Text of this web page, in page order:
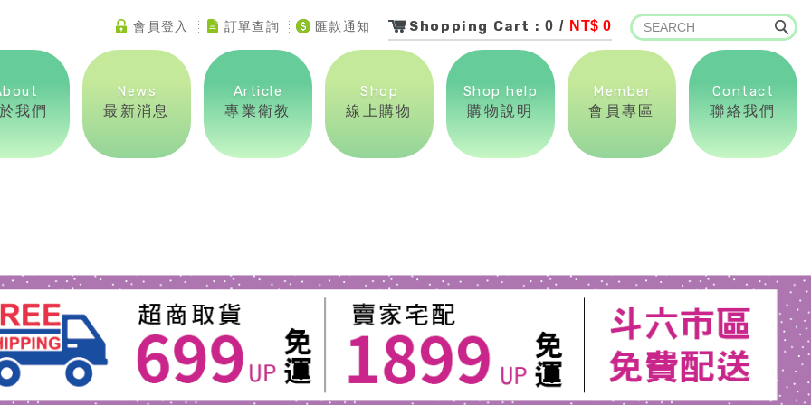
會員登入 訂單查詢 匯款通知 Shopping Cart : 0 / NT$ 0
我們
News
最新消息
Article
專業衛教
Shop
線上購物
Shop help
購物說明
Member
會員專區
Contact
聯絡我們